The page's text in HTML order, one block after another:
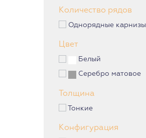
Количество рядов
Однорядные карнизы
Цвет
Белый
Серебро матовое
Толщина
Тонкие
Конфигурация